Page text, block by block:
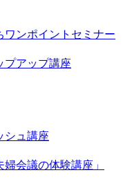
ワンポイントセミナー
プアップ講座
シュ講座
会議の体験講座」